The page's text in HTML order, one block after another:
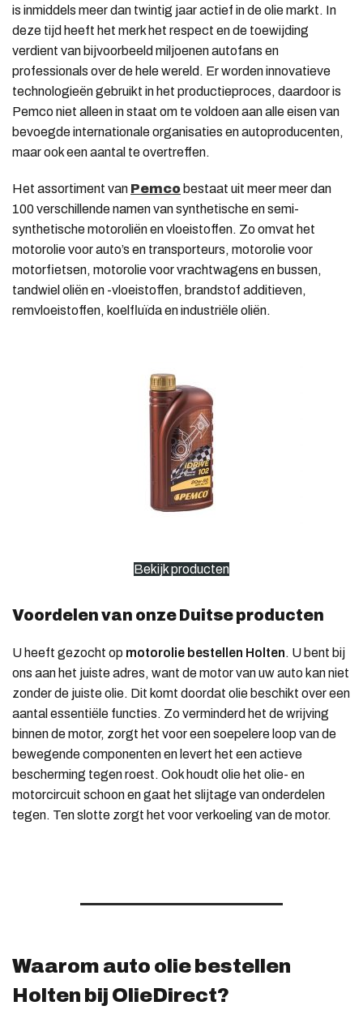
is inmiddels meer dan twintig jaar actief in de olie markt. In
deze tijd heeft het merk het respect en de toewijding
verdient van bijvoorbeeld miljoenen autofans en
professionals over de hele wereld. Er worden innovatieve
technologieën gebruikt in het productieproces, daardoor is
Pemco niet alleen in staat om te voldoen aan alle eisen van
bevoegde internationale organisaties en autoproducenten,
maar ook een aantal te overtreffen.
Het assortiment van Pemco bestaat uit meer meer dan
100 verschillende namen van synthetische en semi-
synthetische motoroliën en vloeistoffen. Zo omvat het
motorolie voor auto’s en transporteurs, motorolie voor
motorfietsen, motorolie voor vrachtwagens en bussen,
tandwiel oliën en -vloeistoffen, brandstof additieven,
remvloeistoffen, koelfluïda en industriële oliën.
Bekijk producten
Voordelen van onze Duitse producten
U heeft gezocht op motorolie bestellen Holten. U bent bij
ons aan het juiste adres, want de motor van uw auto kan niet
zonder de juiste olie. Dit komt doordat olie beschikt over een
aantal essentiële functies. Zo verminderd het de wrijving
binnen de motor, zorgt het voor een soepelere loop van de
bewegende componenten en levert het een actieve
bescherming tegen roest. Ook houdt olie het olie- en
motorcircuit schoon en gaat het slijtage van onderdelen
tegen. Ten slotte zorgt het voor verkoeling van de motor.
Waarom auto olie bestellen
Holten bij OlieDirect?